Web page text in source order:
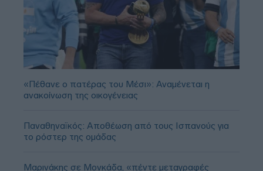
«Πέθανε ο πατέρας του Μέσι»: Αναμένεται η
ανακοίνωση της οικογένειας
Παναθηναϊκός: Αποθέωση από τους Ισπανούς για
το ρόστερ της ομάδας
Μαρινάκης σε Μονκάδα, «πέντε μεταγραφές